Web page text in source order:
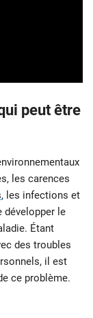
peut être
les carences
, les infections et
développer le
Étant
des troubles
il est
ce problème.